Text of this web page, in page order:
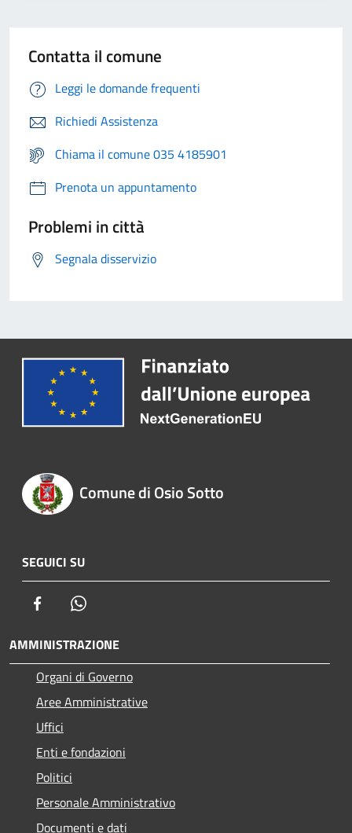
Contatta il comune
Leggi le domande frequenti
Richiedi Assistenza
Chiama il comune 035 4185901
Prenota un appuntamento
Problemi in città
Segnala disservizio
Comune di Osio Sotto
SEGUICI SU
Facebook
AMMINISTRAZIONE
Organi di Governo
Aree Amministrative
Uffici
Enti e fondazioni
Politici
Personale Amministrativo
Documenti e dati